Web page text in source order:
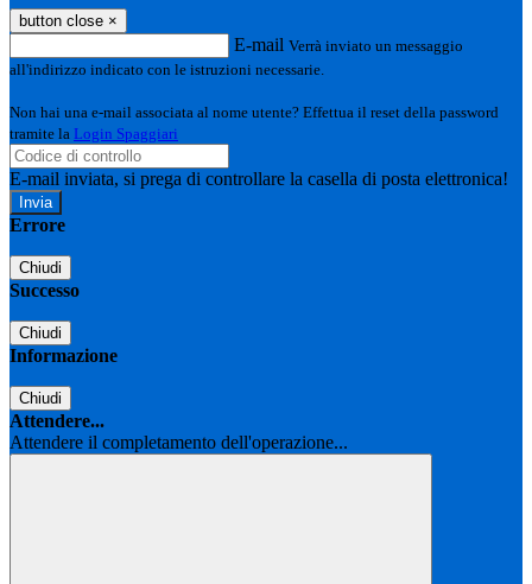
button close ×
E-mail Verrà inviato un messaggio
all'indirizzo indicato con le istruzioni necessarie.
Non hai una e-mail associata al nome utente? Effettua il reset della password
tramite la Login Spaggiari
E-mail inviata, si prega di controllare la casella di posta elettronica!
Errore
Chiudi
Successo
Chiudi
Informazione
Chiudi
Attendere...
Attendere il completamento dell'operazione...